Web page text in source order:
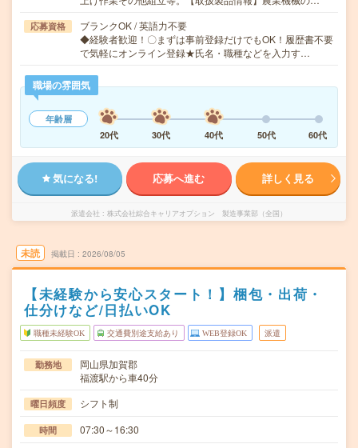
応募資格
ブランクOK / 英語力不要
◆経験者歓迎！〇まずは事前登録だけでもOK！履歴書不要
で気軽にオンライン登録★氏名・職種などを入力す…
職場の雰囲気
年齢層
20代
30代 40代 50代 60代
気になる! 応募へ進む 詳しく見る
派遣会社 株式会社綜合キャリアオプション 製造事業部（全国）
未読 掲載日 2026/08/05
【未経験から安心スタート！】梱包・出荷・
仕分けなど/日払いOK
職種未経験OK 交通費別途支給あり WEB登録OK 派遣
勤務地
岡山県加賀郡
福渡駅から車40分
曜日頻度 シフト制
時間 07:30～16:30